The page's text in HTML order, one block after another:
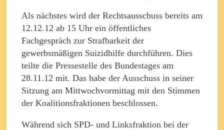
Als nächstes wird der Rechtsausschuss bereits am
12.12.12 ab 15 Uhr ein öffentliches
Fachgespräch zur Strafbarkeit der
gewerbsmäßigen Suizidhilfe durchführen. Dies
teilte die Pressestelle des Bundestages am
28.11.12 mit. Das habe der Ausschuss in seiner
Sitzung am Mittwochvormittag mit den Stimmen
der Koalitionsfraktionen beschlossen.
Während sich SPD- und Linksfraktion bei der